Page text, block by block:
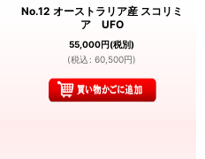
No.12 オーストラリア産 スコリミ
ア UFO
55,000円(税別)
(税込 : 60,500円)